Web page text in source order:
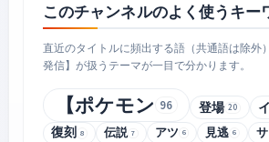
このチャンネルのよく使うキー
直近のタイトルに頻出する語（共通語は除外
発信】が扱うテーマが一目で分かります。
【ポケモン 96 登場 20
復刻 8 伝説 7 アツ 6 見逃 6